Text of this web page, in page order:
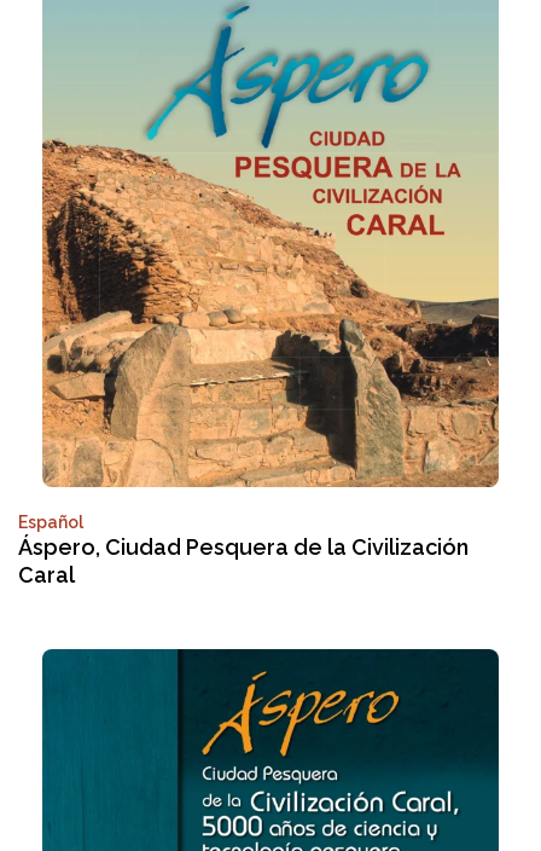
Español
Áspero, Ciudad Pesquera de la Civilización
Caral